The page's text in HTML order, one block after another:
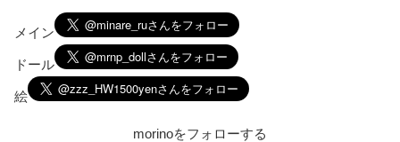
メイン
ドール
絵
morinoをフォローする